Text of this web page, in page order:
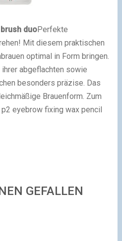
duoPerfekte
Mit diesem praktischen
optimal in Form bringen.
abgeflachten sowie
besonders präzise. Das
Brauenform. Zum
eyebrow fixing wax pencil
GEFALLEN